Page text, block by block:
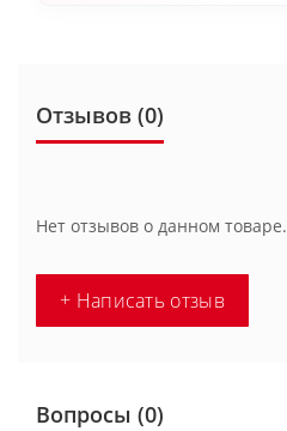
Отзывов (0)
Нет отзывов о данном товаре.
+ Написать отзыв
Вопросы (0)